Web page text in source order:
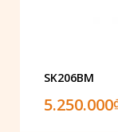
SK206BM
5.250.000